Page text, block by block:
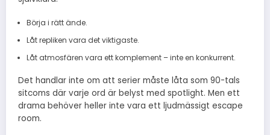
Börja i rätt ände.
Låt repliken vara det viktigaste.
Låt atmosfären vara ett komplement – inte en konkurrent.
Det handlar inte om att serier måste låta som 90-tals
sitcoms där varje ord är belyst med spotlight. Men ett
drama behöver heller inte vara ett ljudmässigt escape
room.